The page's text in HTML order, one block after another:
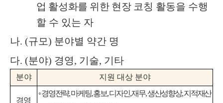
업 활성화를 위한 현장 코칭 활동을 수행
할 수 있는 자
나. (규모) 분야별 약간 명
다. (분야) 경영, 기술, 기타
분야 지원 대상 분야
경영
◦경영전략,마케팅,홍보,디자인,재무,생산성향상,지적재산